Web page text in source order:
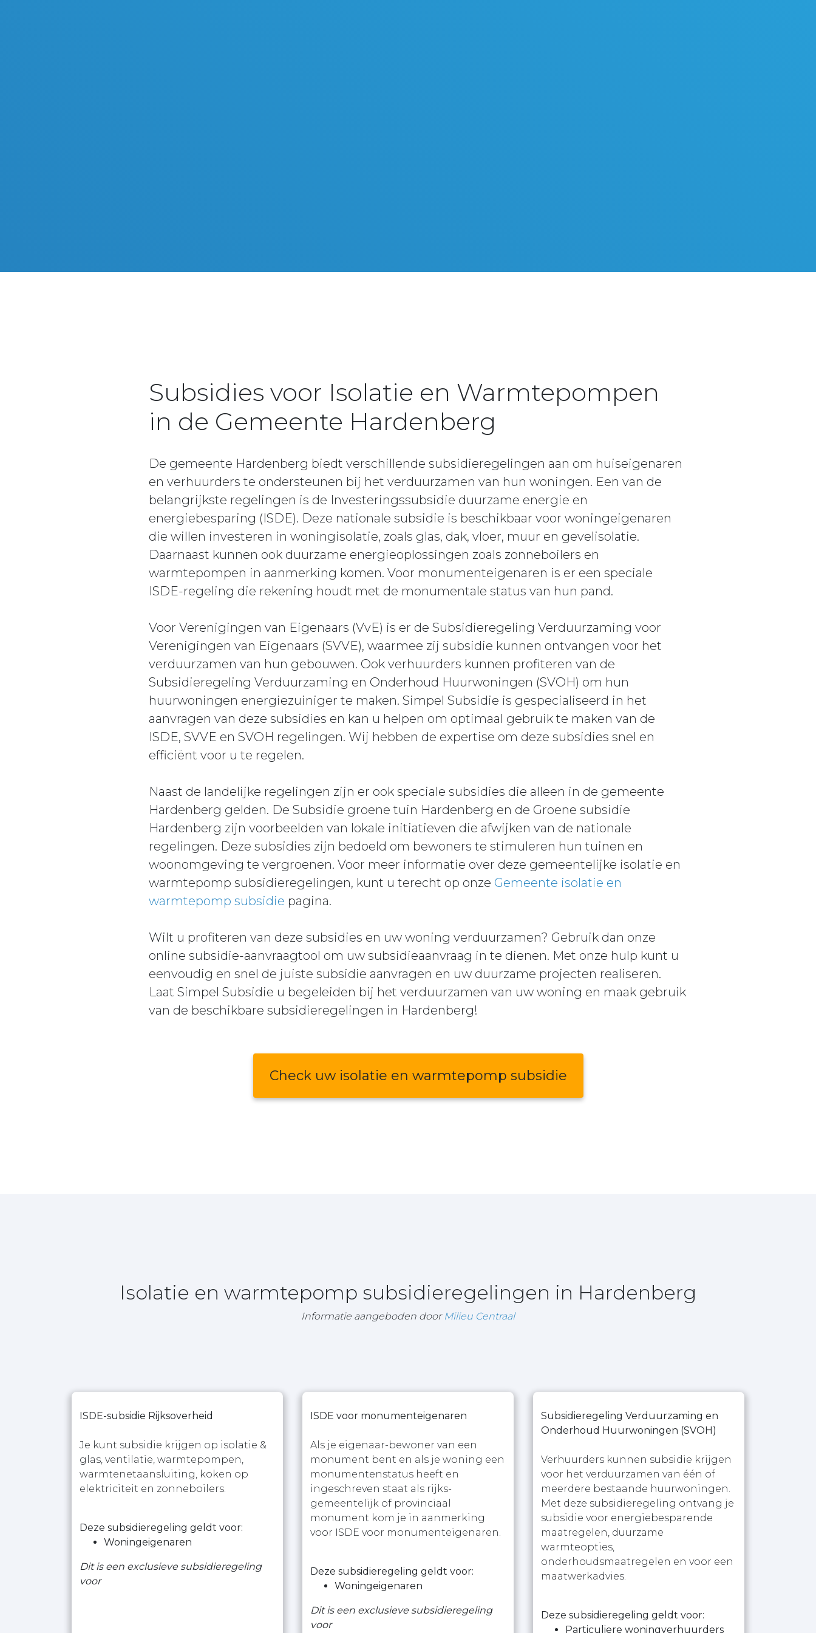
Subsidies voor Isolatie en Warmtepompen
in de Gemeente Hardenberg
De gemeente Hardenberg biedt verschillende subsidieregelingen aan om huiseigenaren
en verhuurders te ondersteunen bij het verduurzamen van hun woningen. Een van de
belangrijkste regelingen is de Investeringssubsidie duurzame energie en
energiebesparing (ISDE). Deze nationale subsidie is beschikbaar voor woningeigenaren
die willen investeren in woningisolatie, zoals glas, dak, vloer, muur en gevelisolatie.
Daarnaast kunnen ook duurzame energieoplossingen zoals zonneboilers en
warmtepompen in aanmerking komen. Voor monumenteigenaren is er een speciale
ISDE-regeling die rekening houdt met de monumentale status van hun pand.
Voor Verenigingen van Eigenaars (VvE) is er de Subsidieregeling Verduurzaming voor
Verenigingen van Eigenaars (SVVE), waarmee zij subsidie kunnen ontvangen voor het
verduurzamen van hun gebouwen. Ook verhuurders kunnen profiteren van de
Subsidieregeling Verduurzaming en Onderhoud Huurwoningen (SVOH) om hun
huurwoningen energiezuiniger te maken. Simpel Subsidie is gespecialiseerd in het
aanvragen van deze subsidies en kan u helpen om optimaal gebruik te maken van de
ISDE, SVVE en SVOH regelingen. Wij hebben de expertise om deze subsidies snel en
efficiënt voor u te regelen.
Naast de landelijke regelingen zijn er ook speciale subsidies die alleen in de gemeente
Hardenberg gelden. De Subsidie groene tuin Hardenberg en de Groene subsidie
Hardenberg zijn voorbeelden van lokale initiatieven die afwijken van de nationale
regelingen. Deze subsidies zijn bedoeld om bewoners te stimuleren hun tuinen en
woonomgeving te vergroenen. Voor meer informatie over deze gemeentelijke isolatie en
warmtepomp subsidieregelingen, kunt u terecht op onze Gemeente isolatie en
warmtepomp subsidie pagina.
Wilt u profiteren van deze subsidies en uw woning verduurzamen? Gebruik dan onze
online subsidie-aanvraagtool om uw subsidieaanvraag in te dienen. Met onze hulp kunt u
eenvoudig en snel de juiste subsidie aanvragen en uw duurzame projecten realiseren.
Laat Simpel Subsidie u begeleiden bij het verduurzamen van uw woning en maak gebruik
van de beschikbare subsidieregelingen in Hardenberg!
Check uw isolatie en warmtepomp subsidie
Isolatie en warmtepomp subsidieregelingen in Hardenberg
Informatie aangeboden door Milieu Centraal
ISDE-subsidie Rijksoverheid
Je kunt subsidie krijgen op isolatie &
glas, ventilatie, warmtepompen,
warmtenetaansluiting, koken op
elektriciteit en zonneboilers.
Deze subsidieregeling geldt voor:
Woningeigenaren
Dit is een exclusieve subsidieregeling
voor
ISDE voor monumenteigenaren
Als je eigenaar-bewoner van een
monument bent en als je woning een
monumentenstatus heeft en
ingeschreven staat als rijks-
gemeentelijk of provinciaal
monument kom je in aanmerking
voor ISDE voor monumenteigenaren.
Deze subsidieregeling geldt voor:
Woningeigenaren
Dit is een exclusieve subsidieregeling
voor
Subsidieregeling Verduurzaming en
Onderhoud Huurwoningen (SVOH)
Verhuurders kunnen subsidie krijgen
voor het verduurzamen van één of
meerdere bestaande huurwoningen.
Met deze subsidieregeling ontvang je
subsidie voor energiebesparende
maatregelen, duurzame
warmteopties,
onderhoudsmaatregelen en voor een
maatwerkadvies.
Deze subsidieregeling geldt voor:
Particuliere woningverhuurders